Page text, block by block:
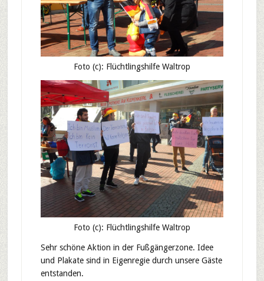
Foto (c): Flüchtlingshilfe Waltrop
Foto (c): Flüchtlingshilfe Waltrop
Sehr schöne Aktion in der Fußgängerzone. Idee
und Plakate sind in Eigenregie durch unsere Gäste
entstanden.